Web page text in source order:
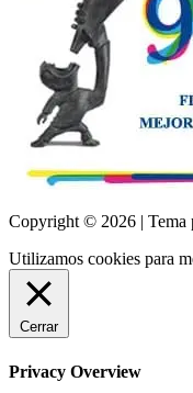
Copyright © 2026 | Tema
Utilizamos cookies para
Cerrar
Privacy Overview